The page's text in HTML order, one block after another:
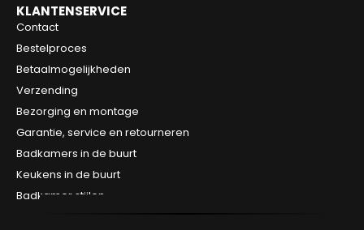
KLANTENSERVICE
Contact
Bestelproces
Betaalmogelijkheden
Verzending
Bezorging en montage
Garantie, service en retourneren
Badkamers in de buurt
Keukens in de buurt
Badkamer stijlen